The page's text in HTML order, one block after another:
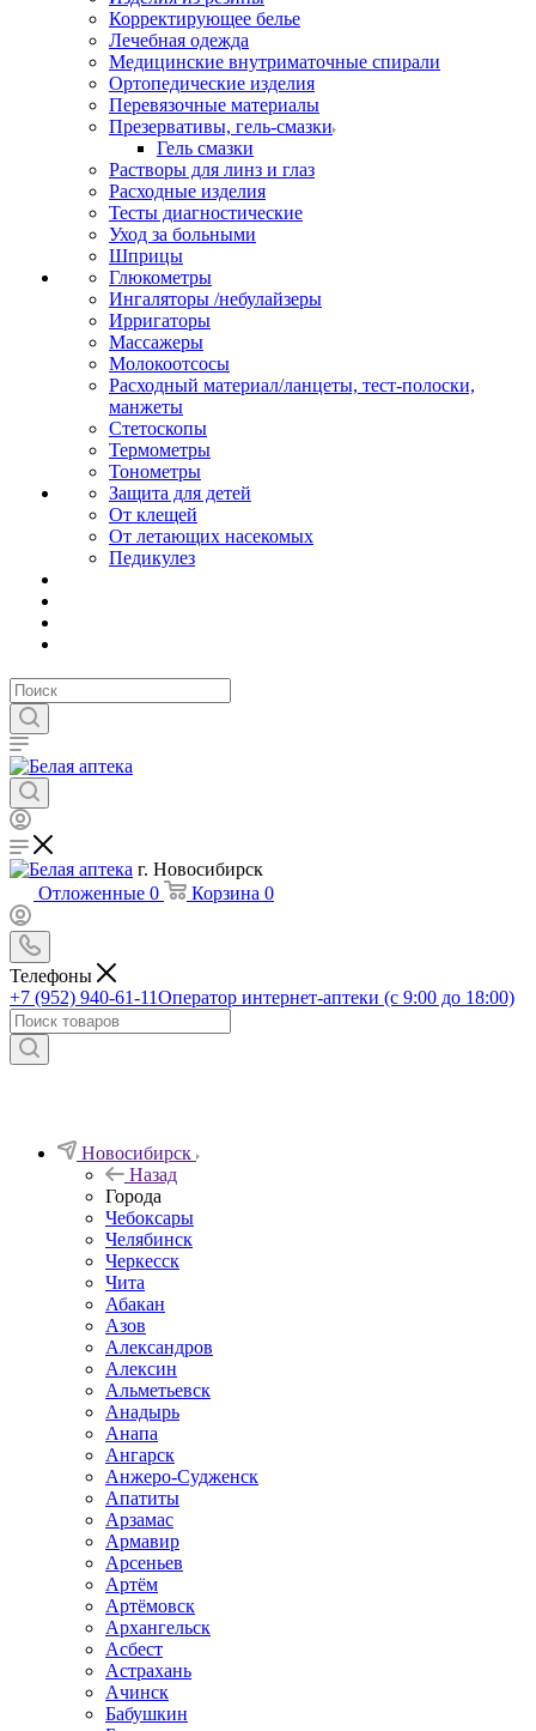
Корректирующее белье
Лечебная одежда
Медицинские внутриматочные спирали
Ортопедические изделия
Перевязочные материалы
Презервативы, гель-смазки
Гель смазки
Растворы для линз и глаз
Расходные изделия
Тесты диагностические
Уход за больными
Шприцы
Глюкометры
Ингаляторы /небулайзеры
Ирригаторы
Массажеры
Молокоотсосы
Расходный материал/ланцеты, тест-полоски,
манжеты
Стетоскопы
Термометры
Тонометры
Защита для детей
От клещей
От летающих насекомых
Педикулез
г. Новосибирск
Отложенные 0 Корзина 0
Телефоны
+7 (952) 940-61-11Оператор интернет-аптеки (с 9:00 до 18:00)
Новосибирск
Назад
Города
Чебоксары
Челябинск
Черкесск
Чита
Абакан
Азов
Александров
Алексин
Альметьевск
Анадырь
Анапа
Ангарск
Анжеро-Судженск
Апатиты
Арзамас
Армавир
Арсеньев
Артём
Артёмовск
Архангельск
Асбест
Астрахань
Ачинск
Бабушкин